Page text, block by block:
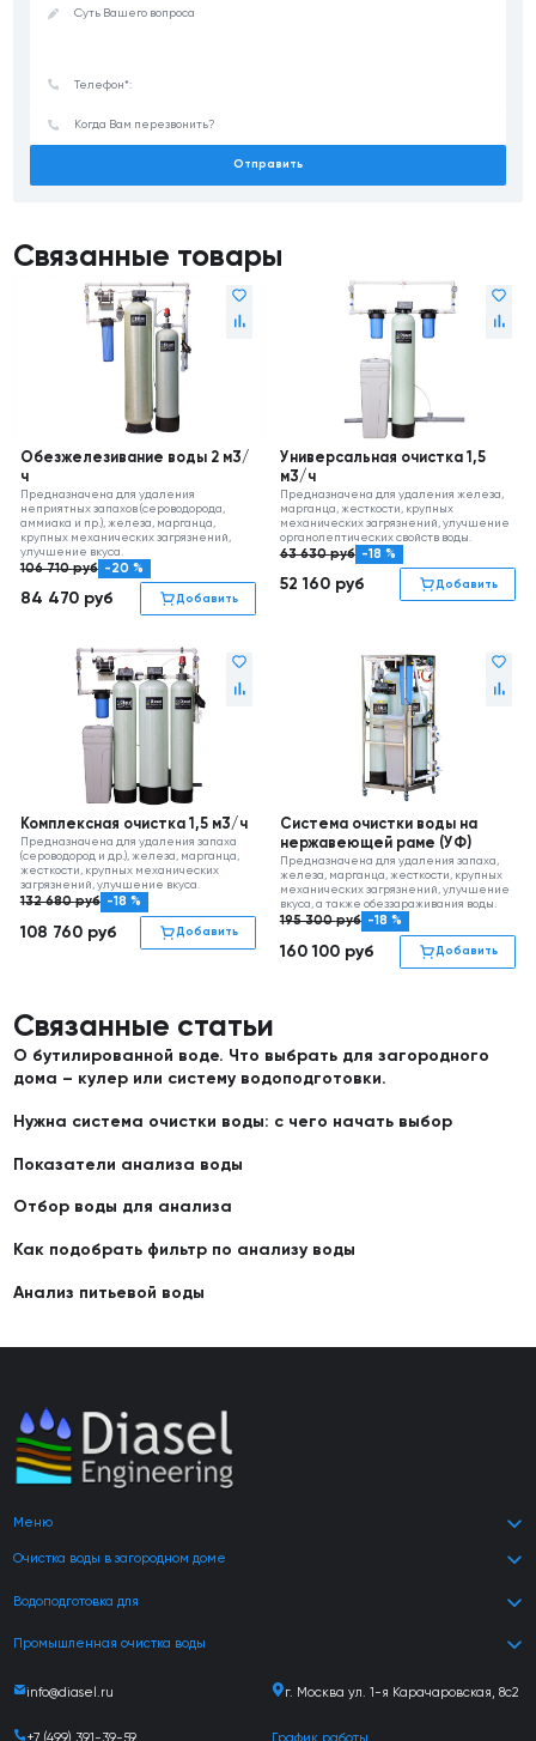
Отправить
Связанные товары
Обезжелезивание воды 2 м3/
ч
Предназначена для удаления
неприятных запахов (сероводорода,
аммиака и пр.), железа, марганца,
крупных механических загрязнений,
улучшение вкуса.
106 710руб -20 %
84 470 руб Добавить
Универсальная очистка 1,5
м3/ч
Предназначена для удаления железа,
марганца, жесткости, крупных
механических загрязнений, улучшение
органолептических свойств воды.
63 630руб -18 %
52 160 руб Добавить
Комплексная очистка 1,5 м3/ч
Предназначена для удаления запаха
(сероводород и др.), железа, марганца,
жесткости, крупных механических
загрязнений, улучшение вкуса.
132 680руб -18 %
108 760 руб Добавить
Система очистки воды на
нержавеющей раме (УФ)
Предназначена для удаления запаха,
железа, марганца, жесткости, крупных
механических загрязнений, улучшение
вкуса, а также обеззараживания воды.
195 300руб -18 %
160 100 руб Добавить
Связанные статьи
О бутилированной воде. Что выбрать для загородного
дома – кулер или систему водоподготовки.
Нужна система очистки воды: с чего начать выбор
Показатели анализа воды
Отбор воды для анализа
Как подобрать фильтр по анализу воды
Анализ питьевой воды
Меню
Очистка воды в загородном доме
Водоподготовка для
Промышленная очистка воды
info@diasel.ru г. Москва ул. 1-я Карачаровская, 8с2